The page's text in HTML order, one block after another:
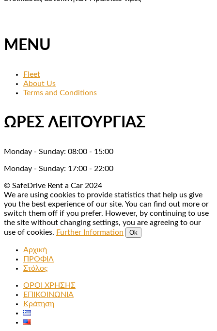
MENU
Fleet
About Us
Terms and Conditions
ΩΡΕΣ ΛΕΙΤΟΥΡΓΙΑΣ
Monday - Sunday: 08:00 - 15:00
Monday - Sunday: 17:00 - 22:00
© SafeDrive Rent a Car 2024
We are using cookies to provide statistics that help us give
you the best experience of our site. You can find out more or
switch them off if you prefer. However, by continuing to use
the site without changing settings, you are agreeing to our
use of cookies. Further Information Ok
Αρχική
ΠΡΟΦΙΛ
Στόλος
ΟΡΟΙ ΧΡΗΣΗΣ
ΕΠΙΚΟΙΝΩΝΙΑ
Κράτηση